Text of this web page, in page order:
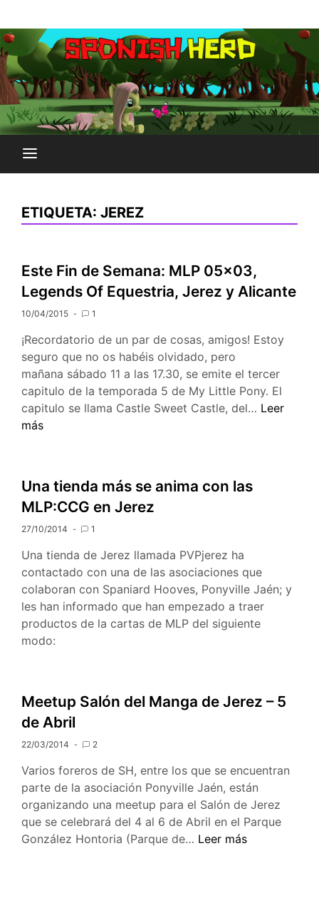
al
contenido
SPONISH HERD
ETIQUETA: JEREZ
Este Fin de Semana: MLP 05×03,
Legends Of Equestria, Jerez y Alicante
10/04/2015 1
¡Recordatorio de un par de cosas, amigos! Estoy
seguro que no os habéis olvidado, pero
mañana sábado 11 a las 17.30, se emite el tercer
capitulo de la temporada 5 de My Little Pony. El
capitulo se llama Castle Sweet Castle, del… Este
y
Alicante
Leer
más
Una tienda más se anima con las
MLP:CCG en Jerez
27/10/2014 1
Una tienda de Jerez llamada PVPjerez ha
contactado con una de las asociaciones que
colaboran con Spaniard Hooves, Ponyville Jaén; y
les han informado que han empezado a traer
productos de la cartas de MLP del siguiente
modo:
Meetup Salón del Manga de Jerez – 5
de Abril
22/03/2014 2
Varios foreros de SH, entre los que se encuentran
parte de la asociación Ponyville Jaén, están
organizando una meetup para el Salón de Jerez
que se celebrará del 4 al 6 de Abril en el Parque
González Hontoria (Parque de… Meetup
Leer más